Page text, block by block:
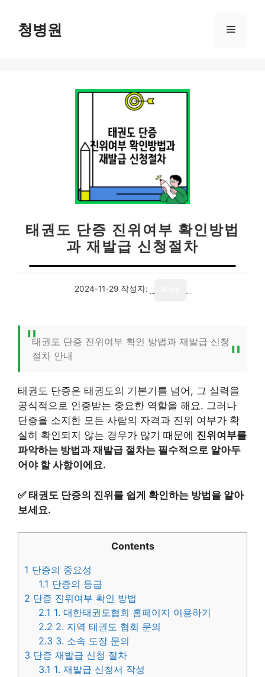
청병원 메
태권도 단증 진위여부 확인방법
과 재발급 신청절차
2024-11-29 작성자:
태권도 단증 진위여부 확인 방법과 재발급 신청
절차 안내
태권도 단증은 태권도의 기본기를 넘어, 그 실력을
공식적으로 인증받는 중요한 역할을 해요. 그러나
단증을 소지한 모든 사람의 자격과 진위 여부가 확
실히 확인되지 않는 경우가 많기 때문에 진위여부를
파악하는 방법과 재발급 절차는 필수적으로 알아두
어야 할 사항이에요.
✅태권도 단증의 진위를 쉽게 확인하는 방법을 알아
보세요.
Contents
1 단증의 중요성
1.1 단증의 등급
2 단증 진위여부 확인 방법
2.1 1. 대한태권도협회 홈페이지 이용하기
2.2 2. 지역 태권도 협회 문의
2.3 3. 소속 도장 문의
3 단증 재발급 신청 절차
3.1 1. 재발급 신청서 작성